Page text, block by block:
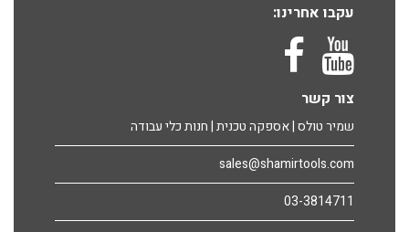
עקבו אחרינו:
צור קשר
שמיר טולס | אספקה טכנית | חנות כלי עבודה
sales@shamirtools.com
03-3814711